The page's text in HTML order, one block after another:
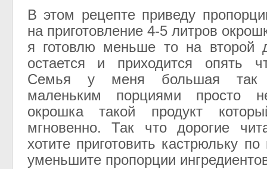
В этом рецепте приведу
на приготовление 4-5 литров
я готовлю меньше то на второй
остается и приходится опять
Семья у меня большая так
маленьким порциями просто
окрошка такой продукт
мгновенно. Так что дорогие
хотите приготовить кастрюльку
уменьшите пропорции